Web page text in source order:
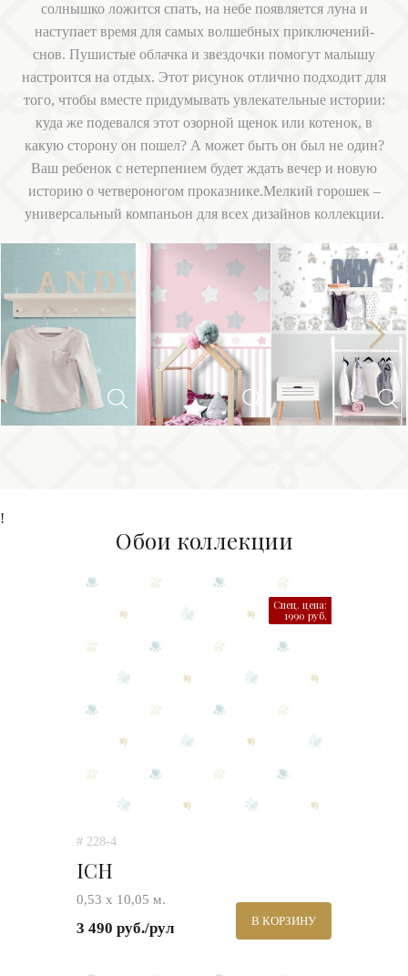
солнышко ложится спать, на небе появляется луна и
наступает время для самых волшебных приключений-
снов. Пушистые облачка и звездочки помогут малышу
настроится на отдых. Этот рисунок отлично подходит для
того, чтобы вместе придумывать увлекательные истории:
куда же подевался этот озорной щенок или котенок, в
какую сторону он пошел? А может быть он был не один?
Ваш ребенок с нетерпением будет ждать вечер и новую
историю о четвероногом проказнике.Мелкий горошек –
универсальный компаньон для всех дизайнов коллекции.
Previous
Next
!
Обои коллекции
Спец. цена:
1990 руб.
# 228-4
ICH
0,53 х 10,05 м.
3 490 руб./рул В КОРЗИНУ